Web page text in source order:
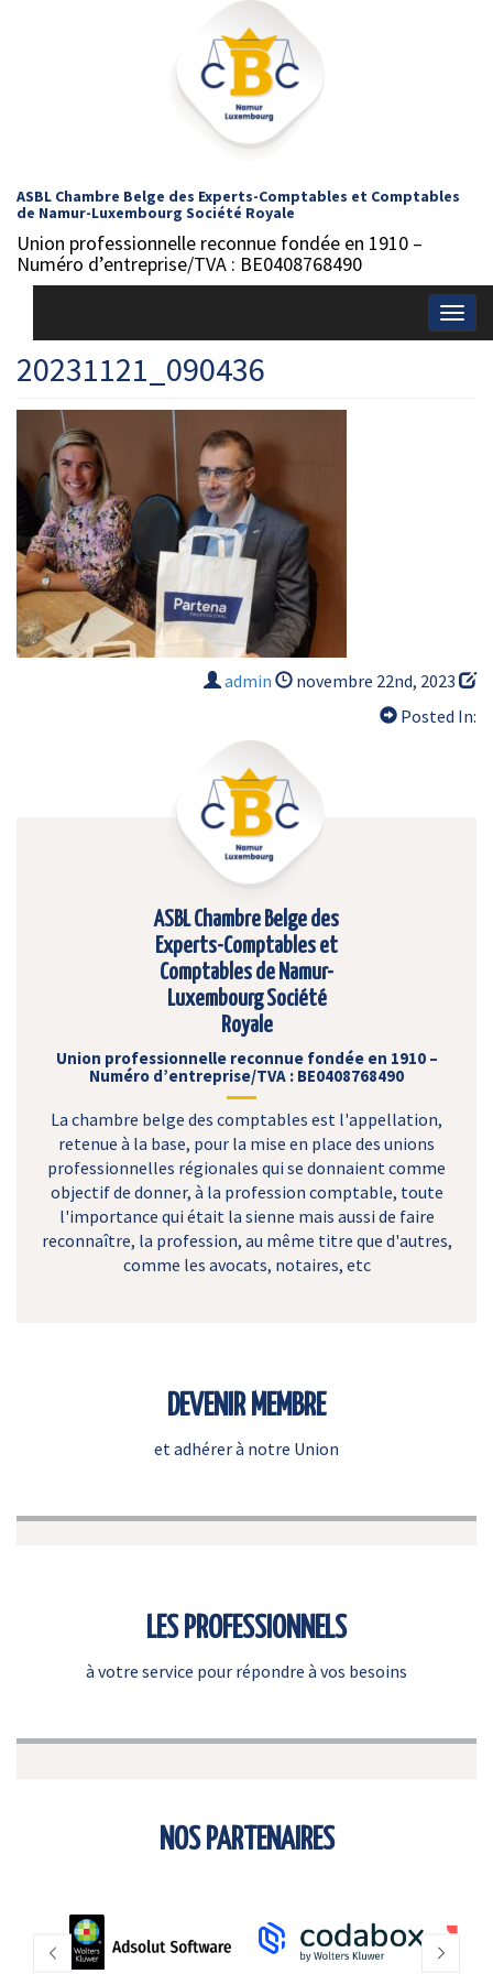
ASBL Chambre Belge des Experts-Comptables et Comptables
de Namur-Luxembourg Société Royale
Union professionnelle reconnue fondée en 1910 –
Numéro d’entreprise/TVA : BE0408768490
20231121_090436
admin
novembre 22nd, 2023
Posted In:
ASBL Chambre Belge des
Experts-Comptables et
Comptables de Namur-
Luxembourg Société
Royale
Union professionnelle reconnue fondée en 1910 –
Numéro d’entreprise/TVA : BE0408768490
La chambre belge des comptables est l'appellation,
retenue à la base, pour la mise en place des unions
professionnelles régionales qui se donnaient comme
objectif de donner, à la profession comptable, toute
l'importance qui était la sienne mais aussi de faire
reconnaître, la profession, au même titre que d'autres,
comme les avocats, notaires, etc
DEVENIR MEMBRE
et adhérer à notre Union
LES PROFESSIONNELS
à votre service pour répondre à vos besoins
NOS PARTENAIRES